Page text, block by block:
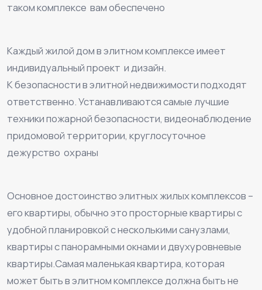
таком комплексе вам обеспечено
Каждый жилой дом в элитном комплексе имеет
индивидуальный проект и дизайн.
К безопасности в элитной недвижимости подходят
ответственно. Устанавливаются самые лучшие
техники пожарной безопасности, видеонаблюдение
придомовой территории, круглосуточное
дежурство охраны
Основное достоинство элитных жилых комплексов –
его квартиры, обычно это просторные квартиры с
удобной планировкой с несколькими санузлами,
квартиры с панорамными окнами и двухуровневые
квартиры.Самая маленькая квартира, которая
может быть в элитном комплексе должна быть не